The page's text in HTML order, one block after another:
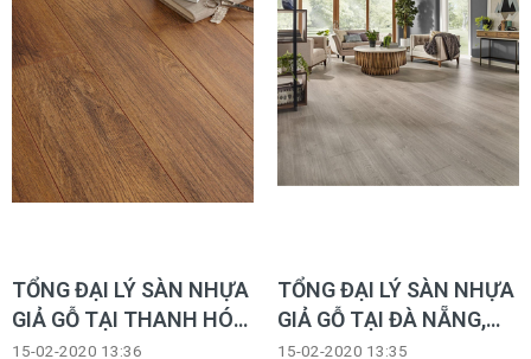
TỔNG ĐẠI LÝ SÀN NHỰA
GIẢ GỖ TẠI THANH HÓA,
SÀN NHỰA KEO, SÀN
15-02-2020 13:36
TỔNG ĐẠI LÝ SÀN NHỰA
GIẢ GỖ TẠI ĐÀ NẴNG,
SÀN NHỰA KEO, SÀN
15-02-2020 13:35